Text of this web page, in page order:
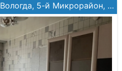
Вологда, 5-й Микрорайон, Маршала Конева ул, №31а